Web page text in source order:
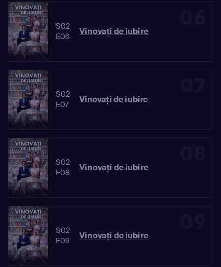
S02
E06
Vinovaţi de iubire
S02
E07
Vinovaţi de iubire
S02
E08
Vinovaţi de iubire
S02
E09
Vinovaţi de iubire